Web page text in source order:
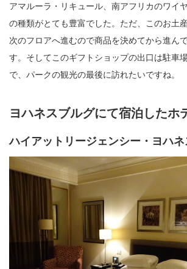
アマルーラ・リキュール、南アフリカのワイ
の種類がとても豊富でした。ただ、このお土
次のフロアへ進むので商品を決めてから進ん
す。そしてこのギフトショップの出口は駐車
で、パークの観光の最後に訪れたいですね。
ヨハネスブルグにて宿泊したホ
ハイアットリージェンシー・ヨハ